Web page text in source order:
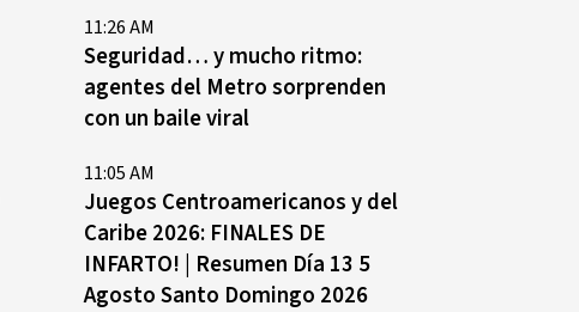
11:26 AM
Seguridad… y mucho ritmo:
agentes del Metro sorprenden
con un baile viral
11:05 AM
Juegos Centroamericanos y del
Caribe 2026: FINALES DE
INFARTO! | Resumen Día 13 5
Agosto Santo Domingo 2026